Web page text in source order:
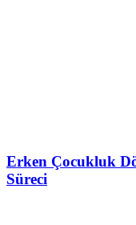
Erken Çocukluk
Süreci